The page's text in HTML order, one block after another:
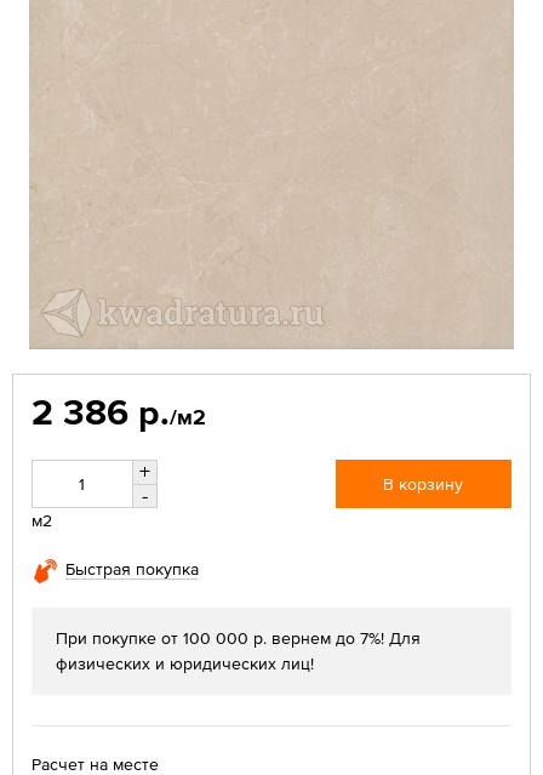
2 386 р./м2
+
-
м2
В корзину
Быстрая покупка
При покупке от 100 000 р. вернем до 7%! Для
физических и юридических лиц!
Расчет на месте